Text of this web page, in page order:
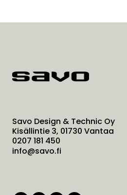
Savo Design & Technic Oy
Kisällintie 3, 01730 Vantaa
0207 181 450
info@savo.fi